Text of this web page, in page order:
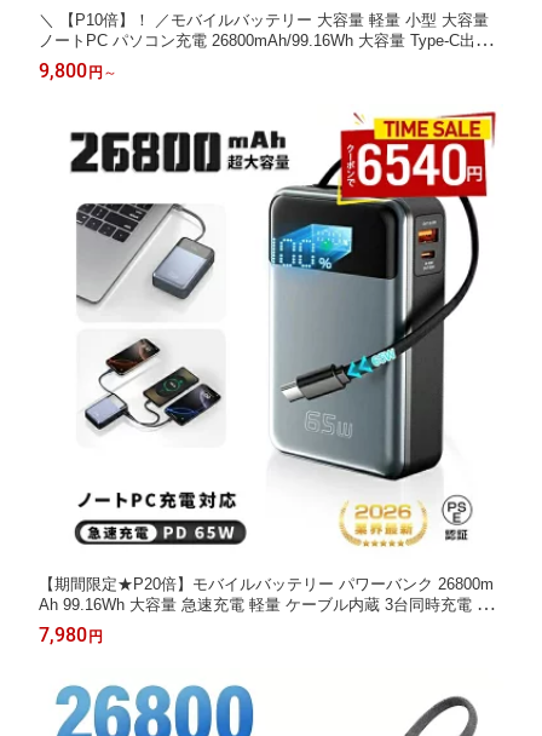
＼ 【P10倍】！ ／モバイルバッテリー 大容量 軽量 小型 大容量
ノートPC パソコン充電 26800mAh/99.16Wh 大容量 Type-C出力/
入力 ケーブル不要 3台同時充電 PD 100W急速充電 互換性抜群 LE
Dデジタル残電量表示 iPhone16 15充電 防災グッズ PSE認証済み
9,800円 ～
【期間限定★P20倍】モバイルバッテリー パワーバンク 26800m
Ah 99.16Wh 大容量 急速充電 軽量 ケーブル内蔵 3台同時充電 Typ
e-C出入力 USBポート 持ち運び便利 PD/QC3.0対応 PD65W iPho
ne 17シリーズ対応 iPhone16 15充電器 ノートパソコン充電
7,980円